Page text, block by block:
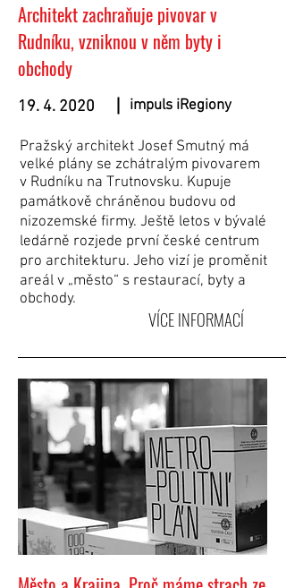
Architekt zachraňuje pivovar v
Rudníku, vzniknou v něm byty i
obchody
19. 4. 2020 impuls iRegiony
VÍCE INFORMACÍ
Pražský architekt Josef Smutný má
velké plány se zchátralým pivovarem
v Rudníku na Trutnovsku. Kupuje
památkově chráněnou budovu od
nizozemské firmy. Ještě letos v bývalé
ledárně rozjede první české centrum
pro architekturu. Jeho vizí je proměnit
areál v „město“ s restaurací, byty a
obchody.